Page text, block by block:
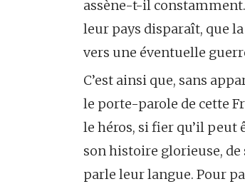
assène-t-il
leur pays disparaît, que
vers une éventuelle
C’est ainsi que, sans
le porte-parole de cette
le héros, si fier qu’il peut
son histoire glorieuse,
parle leur langue. Pour